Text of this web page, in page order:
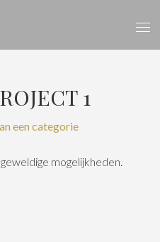
1
een categorie
mogelijkheden.